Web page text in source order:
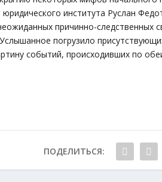
института Руслан
причинно-
погрузило
событий, происходивших по
ПОДЕЛИТЬСЯ: